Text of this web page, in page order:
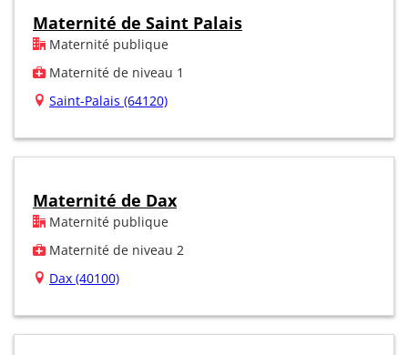
Maternité de Saint Palais
Maternité publique
Maternité de niveau 1
Saint-Palais (64120)
Maternité de Dax
Maternité publique
Maternité de niveau 2
Dax (40100)